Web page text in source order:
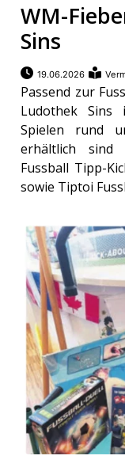
WM-
Sins
19.06.2026
Passend zur
Ludothek
Spielen rund
erhältlich sind
Fussball Tipp-
sowie Tiptoi